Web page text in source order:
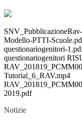
Modello-PTTI-
questionariogenitori-
questionariogenitori
Tutorial_6_RAV.mp4
2019.pdf
Notizie